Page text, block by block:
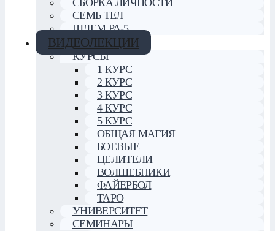
СЕМЬ ТЕЛ
ШЛЕМ РА-5
ВИДЕОЛЕКЦИИ
КУРСЫ
1 КУРС
2 КУРС
3 КУРС
4 КУРС
5 КУРС
ОБЩАЯ МАГИЯ
БОЕВЫЕ
ЦЕЛИТЕЛИ
ВОЛШЕБНИКИ
ФАЙЕРБОЛ
ТАРО
УНИВЕРСИТЕТ
СЕМИНАРЫ